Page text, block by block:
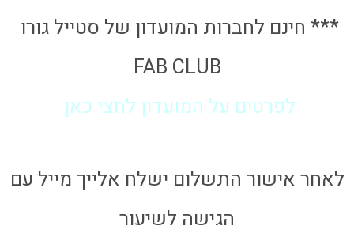
*** חינם לחברות המועדון של סטייל גורו
FAB CLUB
לפרטים על המועדון לחצי כאן
לאחר אישור התשלום ישלח אלייך מייל עם
הגישה לשיעור